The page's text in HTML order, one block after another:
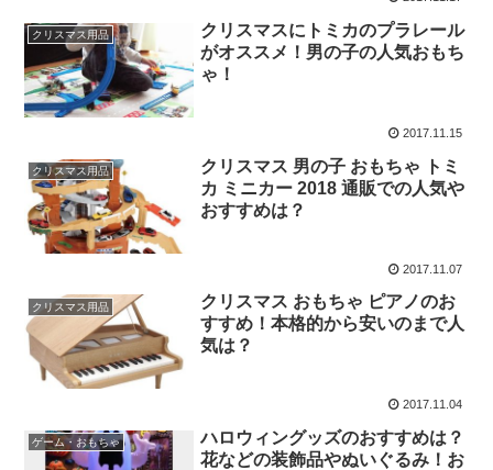
クリスマス用品
クリスマスにトミカのプラレール
がオススメ！男の子の人気おもち
ゃ！
2017.11.15
クリスマス用品
クリスマス 男の子 おもちゃ トミ
カ ミニカー 2018 通販での人気や
おすすめは？
2017.11.07
クリスマス用品
クリスマス おもちゃ ピアノのお
すすめ！本格的から安いのまで人
気は？
2017.11.04
ゲーム・おもちゃ
ハロウィングッズのおすすめは？
花などの装飾品やぬいぐるみ！お